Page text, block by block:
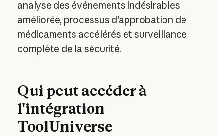
analyse des événements indésirables
améliorée, processus d'approbation de
médicaments accélérés et surveillance
complète de la sécurité.
Qui peut accéder à
l'intégration
ToolUniverse